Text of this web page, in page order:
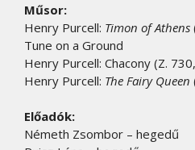
Műsor:
Henry Purcell: Timon of Athens
Tune on a Ground
Henry Purcell: Chacony (Z.
Henry Purcell: The Fairy Queen
Előadók:
Németh Zsombor – hegedű